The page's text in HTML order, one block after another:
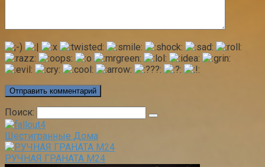
Поиск:
Шестигранные Дома
РУЧНАЯ ГРАНАТА M24